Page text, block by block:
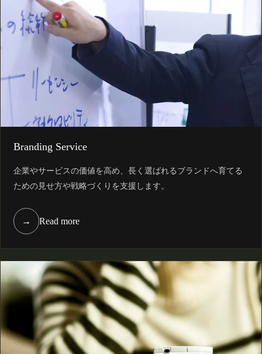
Branding Service
企業やサービスの価値を高め、長く選ばれるブランドへ育てる
ための見せ方や戦略づくりを支援します。
→ Read more